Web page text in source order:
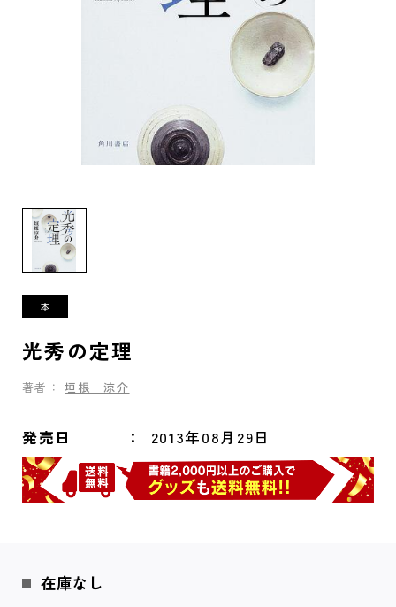
光秀の定理
著者： 垣根 涼介
発売日 2013年08月29日
在庫なし